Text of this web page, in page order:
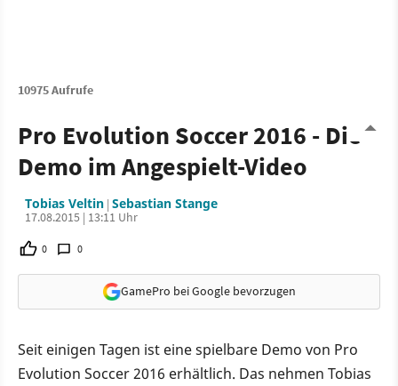
10975 Aufrufe
Pro Evolution Soccer 2016 - Die
Demo im Angespielt-Video
Tobias Veltin | Sebastian Stange
17.08.2015 | 13:11 Uhr
0 0
GamePro bei Google bevorzugen
Seit einigen Tagen ist eine spielbare Demo von Pro
Evolution Soccer 2016 erhältlich. Das nehmen Tobias